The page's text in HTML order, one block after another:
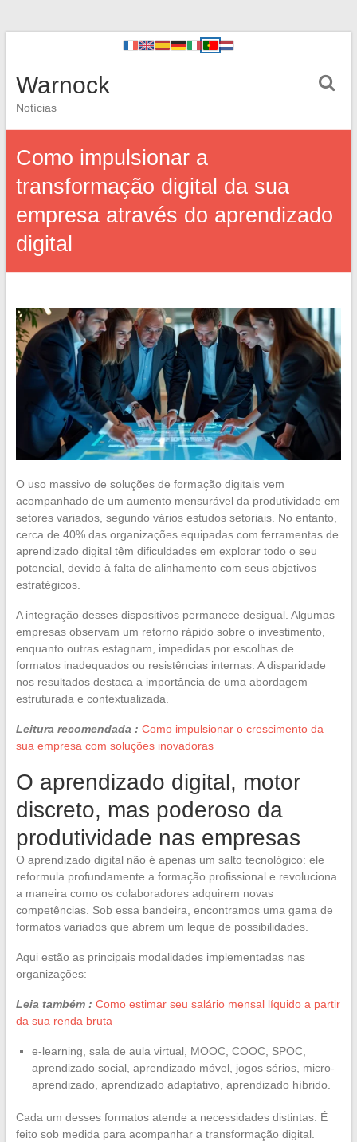
Warnock
Notícias
Como impulsionar a
transformação digital da sua
empresa através do aprendizado
digital
O uso massivo de soluções de formação digitais vem
acompanhado de um aumento mensurável da produtividade em
setores variados, segundo vários estudos setoriais. No entanto,
cerca de 40% das organizações equipadas com ferramentas de
aprendizado digital têm dificuldades em explorar todo o seu
potencial, devido à falta de alinhamento com seus objetivos
estratégicos.
A integração desses dispositivos permanece desigual. Algumas
empresas observam um retorno rápido sobre o investimento,
enquanto outras estagnam, impedidas por escolhas de
formatos inadequados ou resistências internas. A disparidade
nos resultados destaca a importância de uma abordagem
estruturada e contextualizada.
Leitura recomendada : Como impulsionar o crescimento da
sua empresa com soluções inovadoras
O aprendizado digital, motor
discreto, mas poderoso da
produtividade nas empresas
O aprendizado digital não é apenas um salto tecnológico: ele
reformula profundamente a formação profissional e revoluciona
a maneira como os colaboradores adquirem novas
competências. Sob essa bandeira, encontramos uma gama de
formatos variados que abrem um leque de possibilidades.
Aqui estão as principais modalidades implementadas nas
organizações:
Leia também : Como estimar seu salário mensal líquido a partir
da sua renda bruta
e-learning, sala de aula virtual, MOOC, COOC, SPOC,
aprendizado social, aprendizado móvel, jogos sérios, micro-
aprendizado, aprendizado adaptativo, aprendizado híbrido.
Cada um desses formatos atende a necessidades distintas. É
feito sob medida para acompanhar a transformação digital.